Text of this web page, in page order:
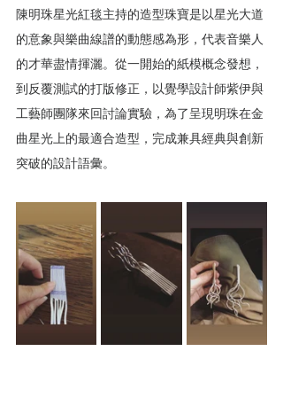
陳明珠星光紅毯主持的造型珠寶是以星光大道
的意象與樂曲線譜的動態感為形，代表音樂人
的才華盡情揮灑。從一開始的紙模概念發想，
到反覆測試的打版修正，以覺學設計師紫伊與
工藝師團隊來回討論實驗，為了呈現明珠在金
曲星光上的最適合造型，完成兼具經典與創新
突破的設計語彙。